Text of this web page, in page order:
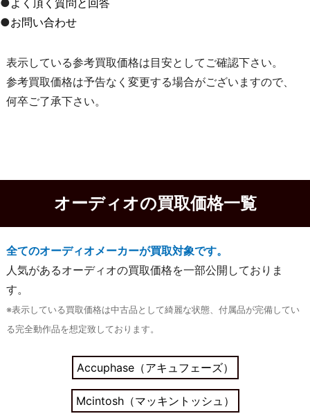
●お問い合わせ
表示している参考買取価格は目安としてご確認下さい。
参考買取価格は予告なく変更する場合がございますので、
何卒ご了承下さい。
オーディオの買取価格一覧
全てのオーディオメーカーが買取対象です。
人気があるオーディオの買取価格を一部公開しておりま
す。
※表示している買取価格は中古品として綺麗な状態、付属品が完備してい
る完全動作品を想定致しております。
Accuphase（アキュフェーズ）
Mcintosh（マッキントッシュ）